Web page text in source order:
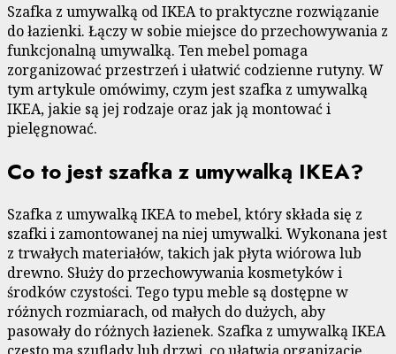
Szafka z umywalką od IKEA to praktyczne rozwiązanie
do łazienki. Łączy w sobie miejsce do przechowywania z
funkcjonalną umywalką. Ten mebel pomaga
zorganizować przestrzeń i ułatwić codzienne rutyny. W
tym artykule omówimy, czym jest szafka z umywalką
IKEA, jakie są jej rodzaje oraz jak ją montować i
pielęgnować.
Co to jest szafka z umywalką IKEA?
Szafka z umywalką IKEA to mebel, który składa się z
szafki i zamontowanej na niej umywalki. Wykonana jest
z trwałych materiałów, takich jak płyta wiórowa lub
drewno. Służy do przechowywania kosmetyków i
środków czystości. Tego typu meble są dostępne w
różnych rozmiarach, od małych do dużych, aby
pasowały do różnych łazienek. Szafka z umywalką IKEA